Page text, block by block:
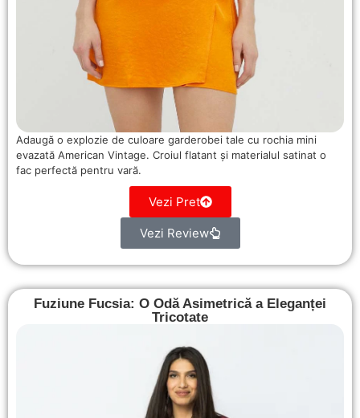
Adaugă o explozie de culoare garderobei tale cu rochia mini
evazată American Vintage. Croiul flatant și materialul satinat o
fac perfectă pentru vară.
Vezi Pret
Vezi Review
Fuziune Fucsia: O Odă Asimetrică a Eleganței
Tricotate